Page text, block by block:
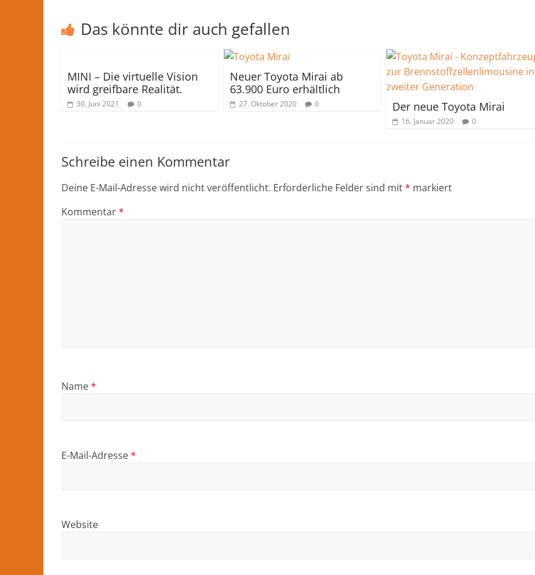
Das könnte dir auch gefallen
MINI – Die virtuelle Vision
wird greifbare Realität.
30. Juni 2021 0
Neuer Toyota Mirai ab
63.900 Euro erhältlich
27. Oktober 2020 0 Der neue Toyota Mirai
16. Januar 2020 0
Schreibe einen Kommentar
Deine E-Mail-Adresse wird nicht veröffentlicht. Erforderliche Felder sind mit* markiert
Kommentar*
Name*
E-Mail-Adresse*
Website